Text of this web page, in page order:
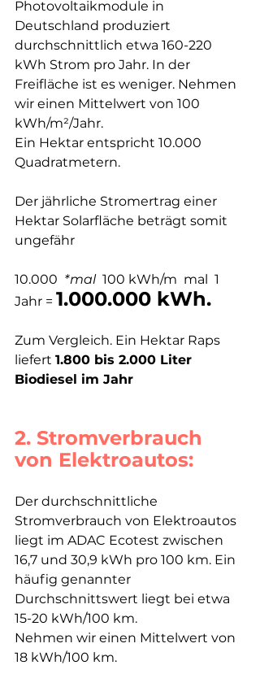
Photovoltaikmodule in
Deutschland produziert
durchschnittlich etwa 160-220
kWh Strom pro Jahr. In der
Freifläche ist es weniger. Nehmen
wir einen Mittelwert von 100
kWh/m²/Jahr.
Ein Hektar entspricht 10.000
Quadratmetern.
Der jährliche Stromertrag einer
Hektar Solarfläche beträgt somit
ungefähr
10.000 *mal 100 kWh/m mal  1
Jahr = 1.000.000 kWh.
Zum Vergleich. Ein Hektar Raps
liefert 1.800 bis 2.000 Liter
Biodiesel im Jahr
2. Stromverbrauch
von Elektroautos:
Der durchschnittliche
Stromverbrauch von Elektroautos
liegt im ADAC Ecotest zwischen
16,7 und 30,9 kWh pro 100 km. Ein
häufig genannter
Durchschnittswert liegt bei etwa
15-20 kWh/100 km.
Nehmen wir einen Mittelwert von
18 kWh/100 km.